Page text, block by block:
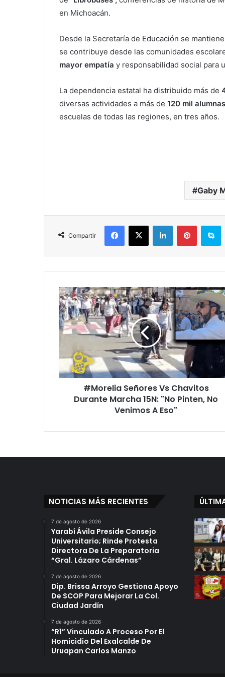
en Michoacán.
Desde la Secretaría de Educación se
se contribuye desde las comunidades
mayor empatía y responsabilidad social para
La dependencia estatal ha distribuido más de
diversas actividades a más de 120 mil
escuelas de todas las regiones, en tres años.
Gaby
Compartir
Facebook
X LinkedInPinterest
#Morelia
Señores
Vs
Chavitos
Durante
Marcha
15N:
"No
Pinten,
Venimos
#Morelia Señores Vs Chavitos
Durante Marcha 15N: "No Pinten, No
Venimos A Eso"
NOTICIAS MÁS RECIENTES
7 de agosto de 2026
Yarabí Ávila Preside Consejo
Universitario; Rinde Protesta
Directora De La Preparatoria
“Gral. Lázaro Cárdenas”
7 de agosto de 2026
Dip. Brissa Arroyo Gestiona Apoyo
De SCOP Para Mejorar La Col.
Ciudad Jardín
7 de agosto de 2026
“R1” Vinculado A Proceso Por El
Homicidio Del Exalcalde De
Uruapan Carlos Manzo